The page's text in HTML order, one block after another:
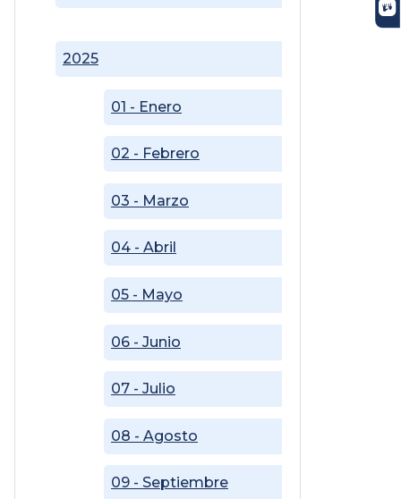
2025
01 - Enero
02 - Febrero
03 - Marzo
04 - Abril
05 - Mayo
06 - Junio
07 - Julio
08 - Agosto
09 - Septiembre